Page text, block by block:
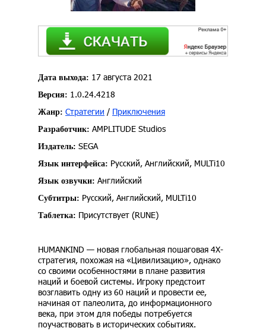
Дата выхода: 17 августа 2021
Версия: 1.0.24.4218
Жанр: Стратегии / Приключения
Разработчик: AMPLITUDE Studios
Издатель: SEGA
Язык интерфейса: Русский, Английский, MULTi10
Язык озвучки: Английский
Субтитры: Русский, Английский, MULTi10
Таблетка: Присутствует (RUNE)
HUMANKIND — новая глобальная пошаговая 4X-
стратегия, похожая на «Цивилизацию», однако
со своими особенностями в плане развития
наций и боевой системы. Игроку предстоит
возглавить одну из 60 наций и провести ее,
начиная от палеолита, до информационного
века, при этом для победы потребуется
поучаствовать в исторических событиях.